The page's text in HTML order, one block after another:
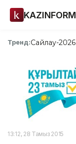
KAZINFORM
Тренд:Сайлау-2026
13:12, 28 Тамыз 2015